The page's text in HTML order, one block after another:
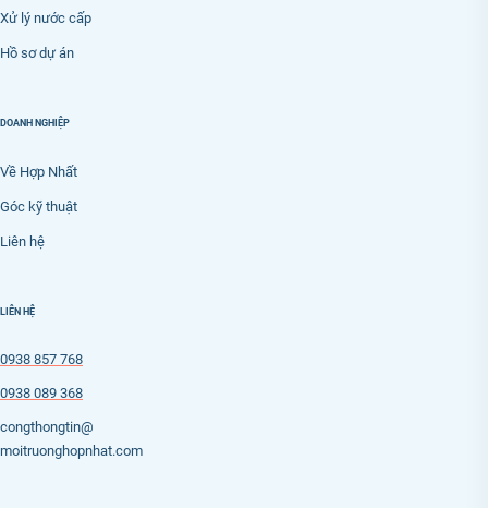
Xử lý nước cấp
Hồ sơ dự án
DOANH NGHIỆP
Về Hợp Nhất
Góc kỹ thuật
Liên hệ
LIÊN HỆ
0938 857 768
0938 089 368
congthongtin@
moitruonghopnhat.com